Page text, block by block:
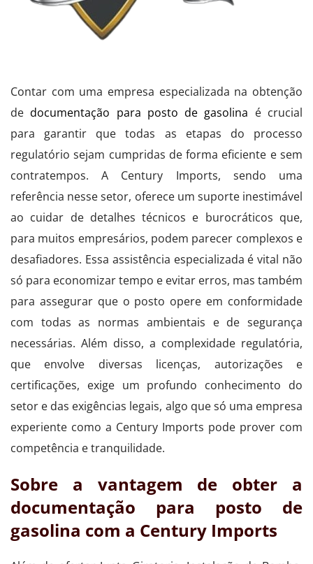
Contar com uma empresa especializada na obtenção
dedocumentação para posto de gasolina é crucial
para garantir que todas as etapas do processo
regulatório sejam cumpridas de forma eficiente e sem
contratempos. A Century Imports, sendo uma
referência nesse setor, oferece um suporte inestimável
ao cuidar de detalhes técnicos e burocráticos que,
para muitos empresários, podem parecer complexos e
desafiadores. Essa assistência especializada é vital não
só para economizar tempo e evitar erros, mas também
para assegurar que o posto opere em conformidade
com todas as normas ambientais e de segurança
necessárias. Além disso, a complexidade regulatória,
que envolve diversas licenças, autorizações e
certificações, exige um profundo conhecimento do
setor e das exigências legais, algo que só uma empresa
experiente como a Century Imports pode prover com
competência e tranquilidade.
Sobre a vantagem de obter a
documentação para posto de
gasolina com a Century Imports